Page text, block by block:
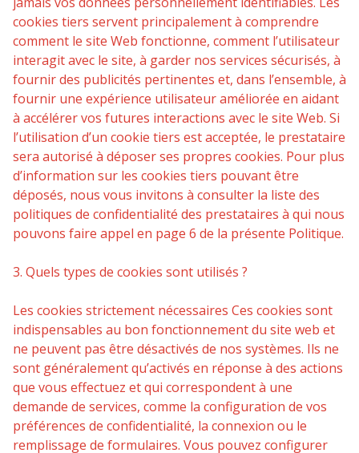
cookies tiers servent principalement à comprendre
comment le site Web fonctionne, comment l’utilisateur
interagit avec le site, à garder nos services sécurisés, à
fournir des publicités pertinentes et, dans l’ensemble, à
fournir une expérience utilisateur améliorée en aidant
à accélérer vos futures interactions avec le site Web. Si
l’utilisation d’un cookie tiers est acceptée, le prestataire
sera autorisé à déposer ses propres cookies. Pour plus
d’information sur les cookies tiers pouvant être
déposés, nous vous invitons à consulter la liste des
politiques de confidentialité des prestataires à qui nous
pouvons faire appel en page 6 de la présente Politique.
3. Quels types de cookies sont utilisés ?
Les cookies strictement nécessaires Ces cookies sont
indispensables au bon fonctionnement du site web et
ne peuvent pas être désactivés de nos systèmes. Ils ne
sont généralement qu’activés en réponse à des actions
que vous effectuez et qui correspondent à une
demande de services, comme la configuration de vos
préférences de confidentialité, la connexion ou le
remplissage de formulaires. Vous pouvez configurer